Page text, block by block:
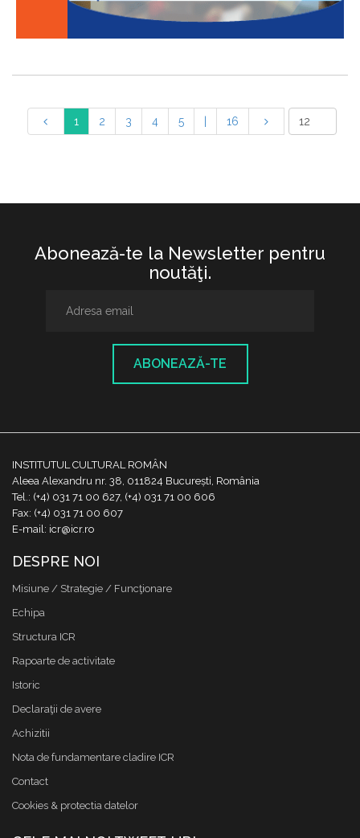
1 2 3 4 5 16
Abonează-te la Newsletter pentru
noutăţi.
ABONEAZĂ-TE
INSTITUTUL CULTURAL ROMÂN
Aleea Alexandru nr. 38, 011824 București, România
Tel.: (+4) 031 71 00 627, (+4) 031 71 00 606
Fax: (+4) 031 71 00 607
E-mail: icr@icr.ro
DESPRE NOI
Misiune / Strategie / Funcţionare
Echipa
Structura ICR
Rapoarte de activitate
Istoric
Declaraţii de avere
Achizitii
Nota de fundamentare cladire ICR
Contact
Cookies & protectia datelor